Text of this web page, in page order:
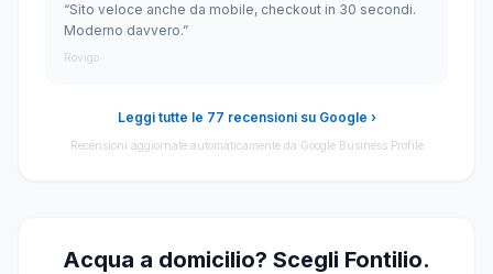
“Sito veloce anche da mobile, checkout in 30 secondi.
Moderno davvero.”
Rovigo
Leggi tutte le 77 recensioni su Google ›
Recensioni aggiornate automaticamente da Google Business Profile
Acqua a domicilio? Scegli Fontilio.